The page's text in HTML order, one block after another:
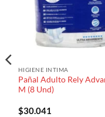
HIGIENE INTIMA
Pañal Adulto Rely
M (8 Und)
$30.041